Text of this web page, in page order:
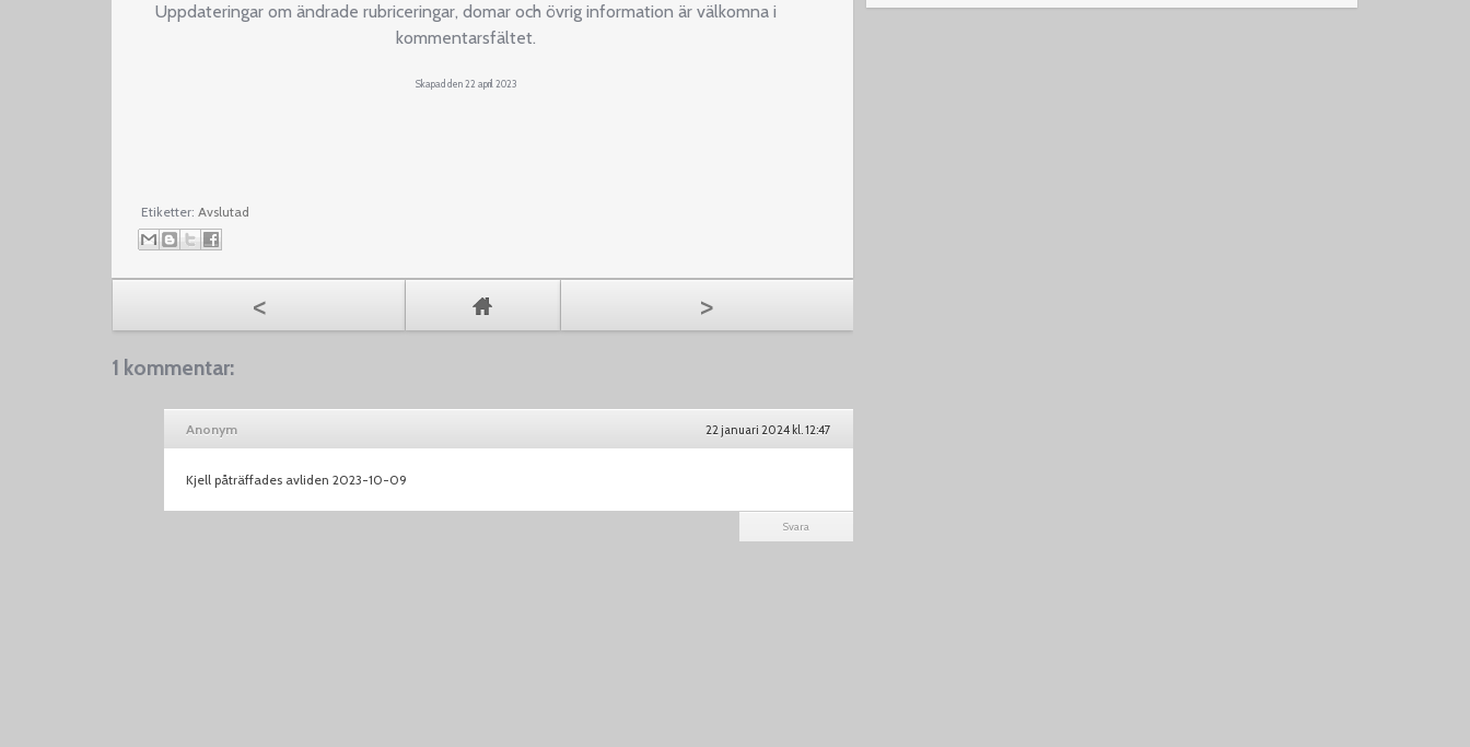
Uppdateringar om ändrade rubriceringar, domar och övrig information är välkomna i
kommentarsfältet.
Skapad den 22 april 2023
Etiketter: Avslutad
< >
1 kommentar:
Anonym 22 januari 2024 kl. 12:47
Kjell påträffades avliden 2023-10-09
Svara